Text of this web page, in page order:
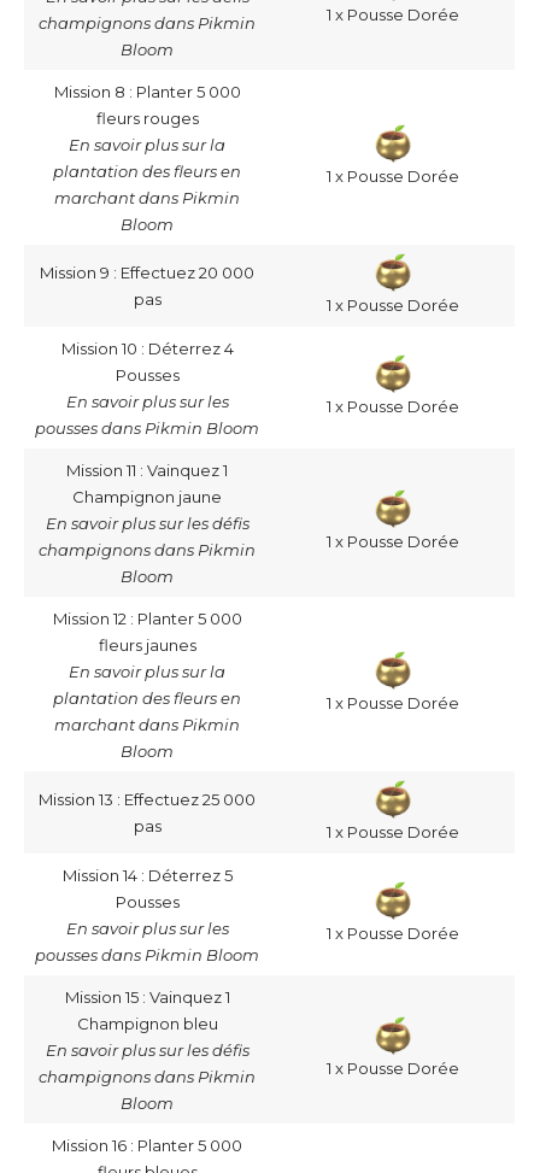
champignons dans Pikmin
Bloom
1 x Pousse Dorée
Mission 8 : Planter 5 000
fleurs rouges
En savoir plus sur la
plantation des fleurs en
marchant dans Pikmin
Bloom
1 x Pousse Dorée
Mission 9 : Effectuez 20 000
pas
1 x Pousse Dorée
Mission 10 : Déterrez 4
Pousses
En savoir plus sur les
pousses dans Pikmin Bloom
1 x Pousse Dorée
Mission 11 : Vainquez 1
Champignon jaune
En savoir plus sur les défis
champignons dans Pikmin
Bloom
1 x Pousse Dorée
Mission 12 : Planter 5 000
fleurs jaunes
En savoir plus sur la
plantation des fleurs en
marchant dans Pikmin
Bloom
1 x Pousse Dorée
Mission 13 : Effectuez 25 000
pas
1 x Pousse Dorée
Mission 14 : Déterrez 5
Pousses
En savoir plus sur les
pousses dans Pikmin Bloom
1 x Pousse Dorée
Mission 15 : Vainquez 1
Champignon bleu
En savoir plus sur les défis
champignons dans Pikmin
Bloom
1 x Pousse Dorée
Mission 16 : Planter 5 000